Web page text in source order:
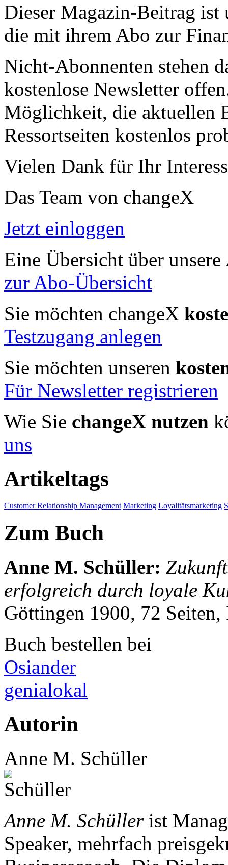
Dieser Magazin-Beitrag ist
die mit ihrem Abo zur
Nicht-Abonnenten stehen
kostenlose Newsletter
Möglichkeit, die aktuellen
Ressortseiten kostenlos
Vielen Dank für Ihr
Das Team von changeX
Jetzt einloggen
Eine Übersicht über unsere
zur Abo-Übersicht
Sie möchten changeX
Testzugang anlegen
Sie möchten unseren
Für Newsletter registrieren
Wie Sie changeX nutzen
uns
Artikeltags
Customer Relationship Management Marketing Loyalitätsmarketing
Zum Buch
Anne M. Schüller:
erfolgreich durch loyale
Göttingen 1900, 72
Buch bestellen bei
Osiander
genialokal
Autorin
Anne M. Schüller
Anne M. Schüllerist
Speaker, mehrfach